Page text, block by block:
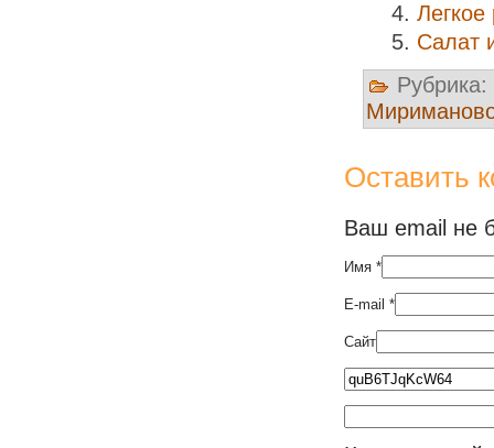
Салат
Рубрика:
Оставить
Ваш email не
Имя *
E-mail *
Сайт